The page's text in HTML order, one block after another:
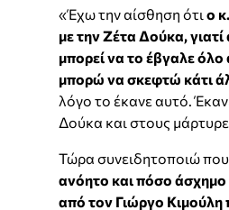
«Έχω την αίσθηση ότι ο
με την Ζέτα Δούκα,
μπορεί να το έβγαλε
μπορώ να σκεφτώ κάτι
λόγο το έκανε αυτό.
Δούκα και στους
Τώρα συνειδητοποιώ
ανόητο και πόσο
από τον Γιώργο Κιμούλη